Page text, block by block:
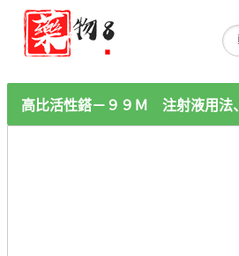
高比活性鎝－９９Ｍ 注射液用法